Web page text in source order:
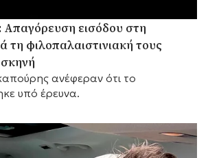
εισόδου στη
τη φιλοπαλαιστινιακή τους
ανέφεραν ότι το
υπό έρευνα.